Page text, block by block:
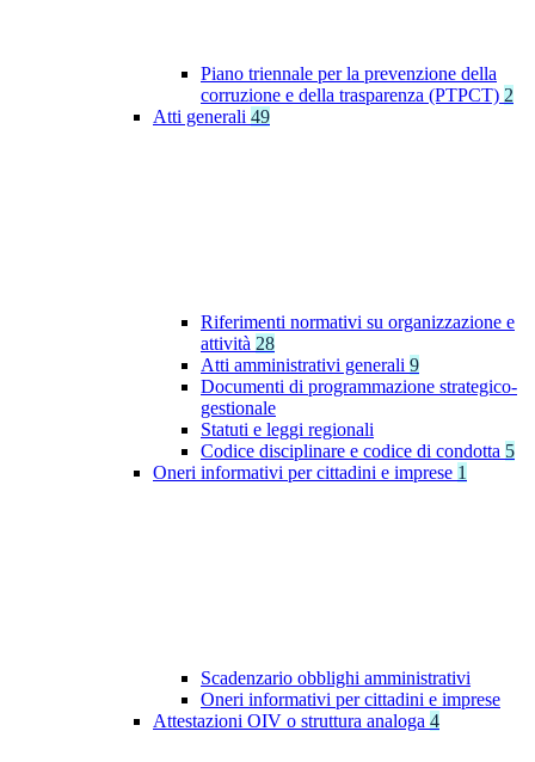
Piano triennale per la prevenzione della
corruzione e della trasparenza (PTPCT) 2
Atti generali 49
Riferimenti normativi su organizzazione e
attività 28
Atti amministrativi generali 9
Documenti di programmazione strategico-
gestionale
Statuti e leggi regionali
Codice disciplinare e codice di condotta 5
Oneri informativi per cittadini e imprese 1
Scadenzario obblighi amministrativi
Oneri informativi per cittadini e imprese
Attestazioni OIV o struttura analoga 4